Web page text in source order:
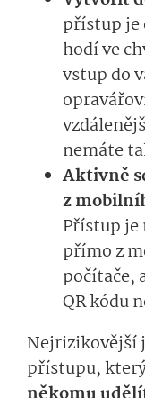
přístup je
hodí ve
vstup do
nemáte
Aktivně
z
Přístup je
přímo z
počítače,
QR kódu
Nejrizikovější
přístupu,